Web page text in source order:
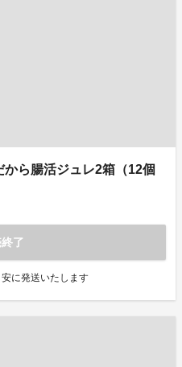
から腸活ジュレ2箱（12個
了
に発送いたします